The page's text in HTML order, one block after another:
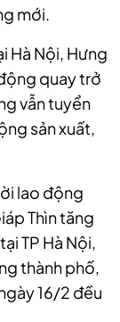
mới.
Hà Nội, Hưng
quay trở
vẫn tuyển
sản xuất,
lao động
Thìn tăng
TP Hà Nội,
thành phố,
16/2 đều